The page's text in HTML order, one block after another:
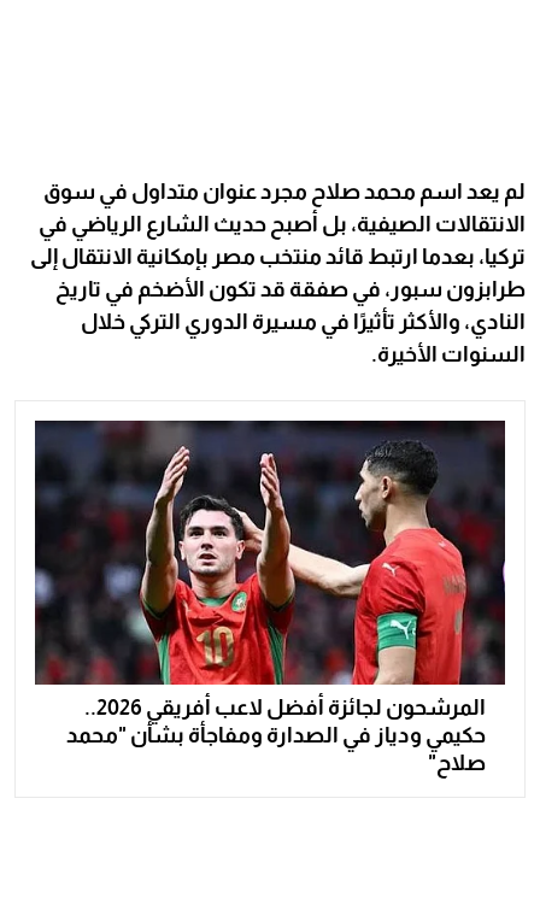
لم يعد اسم محمد صلاح مجرد عنوان متداول في سوق
الانتقالات الصيفية، بل أصبح حديث الشارع الرياضي في
تركيا، بعدما ارتبط قائد منتخب مصر بإمكانية الانتقال إلى
طرابزون سبور، في صفقة قد تكون الأضخم في تاريخ
النادي، والأكثر تأثيرًا في مسيرة الدوري التركي خلال
السنوات الأخيرة.
المرشحون لجائزة أفضل لاعب أفريقي 2026..
حكيمي ودياز في الصدارة ومفاجأة بشأن "محمد
صلاح"